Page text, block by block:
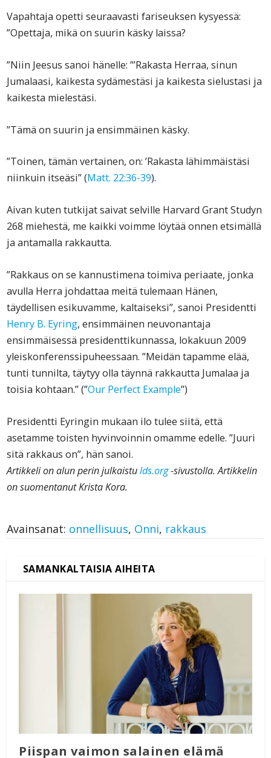
Vapahtaja opetti seuraavasti fariseuksen kysyessä:
”Opettaja, mikä on suurin käsky laissa?
”Niin Jeesus sanoi hänelle: ”’Rakasta Herraa, sinun
Jumalaasi, kaikesta sydämestäsi ja kaikesta sielustasi ja
kaikesta mielestäsi.
”Tämä on suurin ja ensimmäinen käsky.
”Toinen, tämän vertainen, on: ’Rakasta lähimmäistäsi
niinkuin itseäsi” (Matt. 22:36-39).
Aivan kuten tutkijat saivat selville Harvard Grant Studyn
268 miehestä, me kaikki voimme löytää onnen etsimällä
ja antamalla rakkautta.
”Rakkaus on se kannustimena toimiva periaate, jonka
avulla Herra johdattaa meitä tulemaan Hänen,
täydellisen esikuvamme, kaltaiseksi”, sanoi Presidentti
Henry B. Eyring, ensimmäinen neuvonantaja
ensimmäisessä presidenttikunnassa, lokakuun 2009
yleiskonferenssipuheessaan. ”Meidän tapamme elää,
tunti tunnilta, täytyy olla täynnä rakkautta Jumalaa ja
toisia kohtaan.” (”Our Perfect Example”)
Presidentti Eyringin mukaan ilo tulee siitä, että
asetamme toisten hyvinvoinnin omamme edelle. ”Juuri
sitä rakkaus on”, hän sanoi.
Artikkeli on alun perin julkaistulds.org-sivustolla. Artikkelin
on suomentanut Krista Kora.
Avainsanat: onnellisuus, Onni, rakkaus
Piispan vaimon salainen elämä